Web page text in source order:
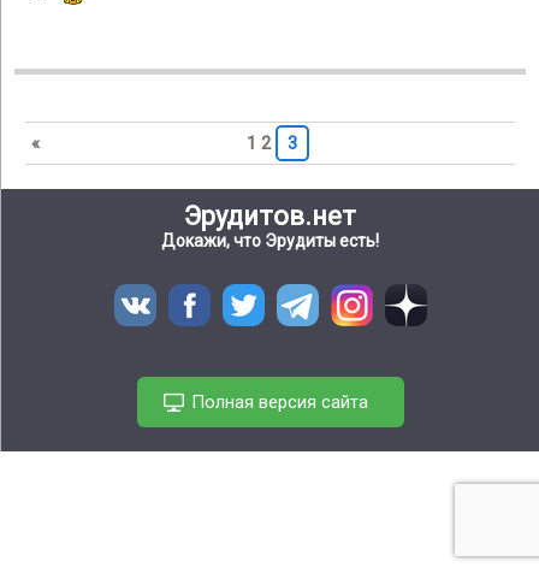
« 1 2 3
Эрудитов.нет
Докажи, что Эрудиты есть!
Полная версия сайта